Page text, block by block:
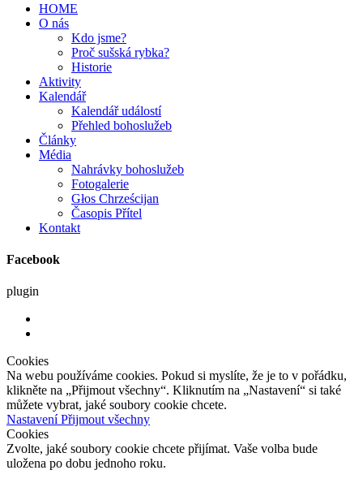
HOME
O nás
Kdo jsme?
Proč sušská rybka?
Historie
Aktivity
Kalendář
Kalendář událostí
Přehled bohoslužeb
Články
Média
Nahrávky bohoslužeb
Fotogalerie
Głos Chrześcijan
Časopis Přítel
Kontakt
Facebook
plugin
Cookies
Na webu používáme cookies. Pokud si myslíte, že je to v pořádku,
klikněte na „Přijmout všechny“. Kliknutím na „Nastavení“ si také
můžete vybrat, jaké soubory cookie chcete.
NastaveníPřijmout všechny
Cookies
Zvolte, jaké soubory cookie chcete přijímat. Vaše volba bude
uložena po dobu jednoho roku.